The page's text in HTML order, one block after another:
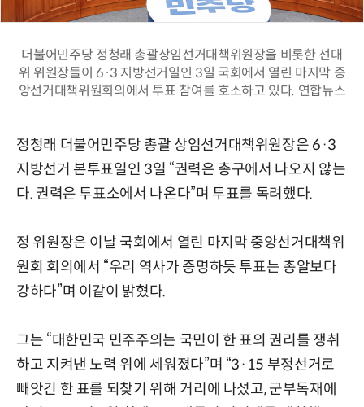
더불어민주당 정청래 총괄상임선거대책위원장을 비롯한 선대
위 위원장들이 6·3 지방선거일인 3일 국회에서 열린 마지막 중
앙선거대책위원회의에서 투표 참여를 호소하고 있다. 연합뉴스
정청래 더불어민주당 총괄 상임선거대책위원장은 6·3
지방선거 본투표일인 3일 “권력은 총구에서 나오지 않는
다. 권력은 투표소에서 나온다”며 투표를 독려했다.
정 위원장은 이날 국회에서 열린 마지막 중앙선거대책위
원회 회의에서 “우리 역사가 증명하듯 투표는 총알보다
강하다”며 이같이 밝혔다.
그는 “대한민국 민주주의는 국민이 한 표의 권리를 쟁취
하고 지켜낸 노력 위에 세워졌다”며 “3·15 부정선거로
빼앗긴 한 표를 되찾기 위해 거리에 나섰고, 군부독재에